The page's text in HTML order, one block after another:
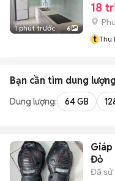
1 phút trước 6
18
t Thu
Bạn cần tìm dung lượng
Dung lượng: 64 GB
Giáp
Đỏ
Đã sử